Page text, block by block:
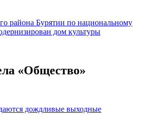
района Бурятии по национальному
дом культуры
«Общество»
дождливые выходные